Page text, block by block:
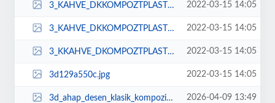
3_KAHVE_DKKOMPOZTPLASTKDECKFYATLARIAHAPDEMEplastikhapdeckzeminkaplamafiyatlar... 2022-03-15 14:05
3_KAHVE_DKKOMPOZTPLASTKDECKFYATLARIAHAPDEMEplastikhapdeckzeminkaplamafiyatlar... 2022-03-15 14:05
3_KKAHVE_DKOMPOZTPLASTKDECKFYATLARIAHAPDEMEplastikhapdeckzeminkaplamafiyatlar... 2022-03-15 14:05
3d129a550c.jpg 2022-03-15 14:05
3d_ahap_desen_klasik_kompozit_deck.png 2026-04-09 13:49